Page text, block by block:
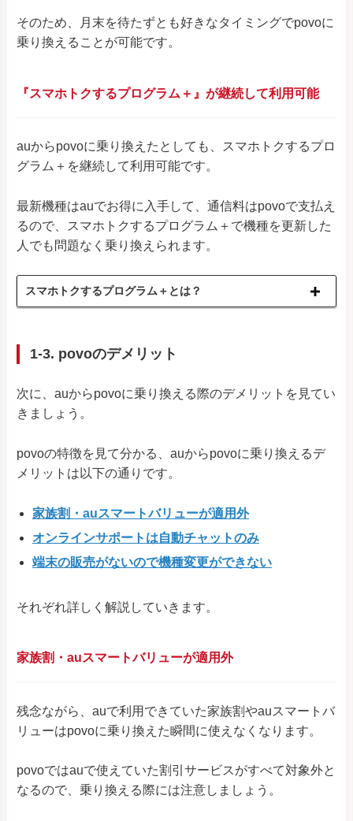
そのため、月末を待たずとも好きなタイミングでpovoに
乗り換えることが可能です。
『スマホトクするプログラム＋』が継続して利用可能
auからpovoに乗り換えたとしても、スマホトクするプロ
グラム＋を継続して利用可能です。
最新機種はauでお得に入手して、通信料はpovoで支払え
るので、スマホトクするプログラム＋で機種を更新した
人でも問題なく乗り換えられます。
スマホトクするプログラム＋とは？
1-3. povoのデメリット
次に、auからpovoに乗り換える際のデメリットを見てい
きましょう。
povoの特徴を見て分かる、auからpovoに乗り換えるデ
メリットは以下の通りです。
家族割・auスマートバリューが適用外
オンラインサポートは自動チャットのみ
端末の販売がないので機種変更ができない
それぞれ詳しく解説していきます。
家族割・auスマートバリューが適用外
残念ながら、auで利用できていた家族割やauスマートバ
リューはpovoに乗り換えた瞬間に使えなくなります。
povoではauで使えていた割引サービスがすべて対象外と
なるので、乗り換える際には注意しましょう。